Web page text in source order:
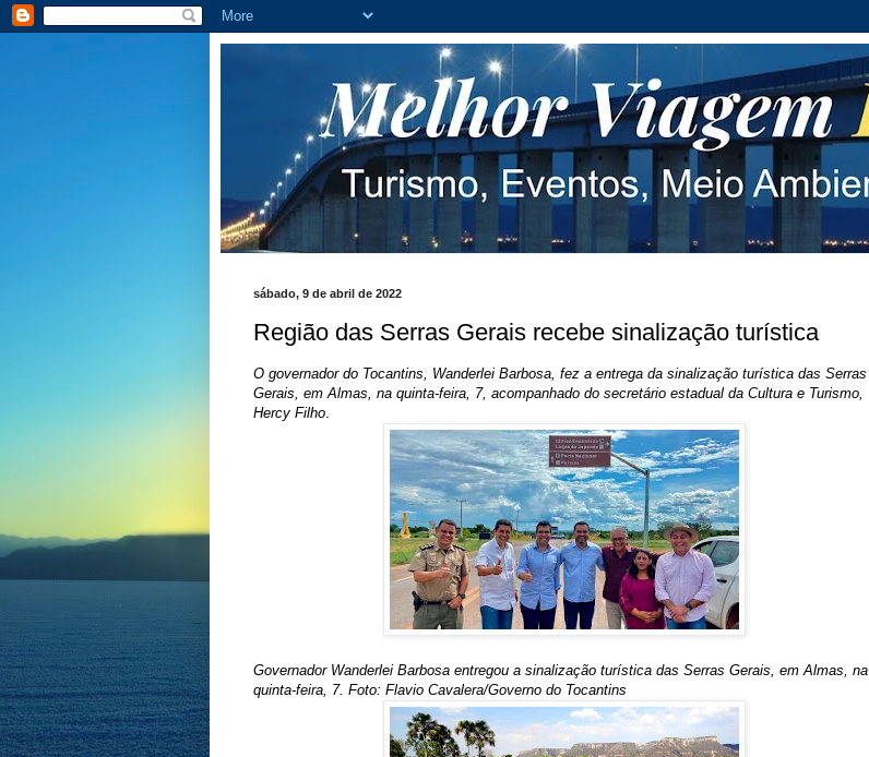
sábado, 9 de abril de 2022
Região das Serras Gerais recebe sinalização turística
O governador do Tocantins, Wanderlei Barbosa, fez a entrega da sinalização turística das Serras
Gerais, em Almas, na quinta-feira, 7, acompanhado do secretário estadual da Cultura e Turismo,
Hercy Filho
Governador Wanderlei Barbosa entregou a sinalização turística das Serras Gerais, em Almas, na
quinta-feira, 7. Foto: Flavio Cavalera/Governo do Tocantins